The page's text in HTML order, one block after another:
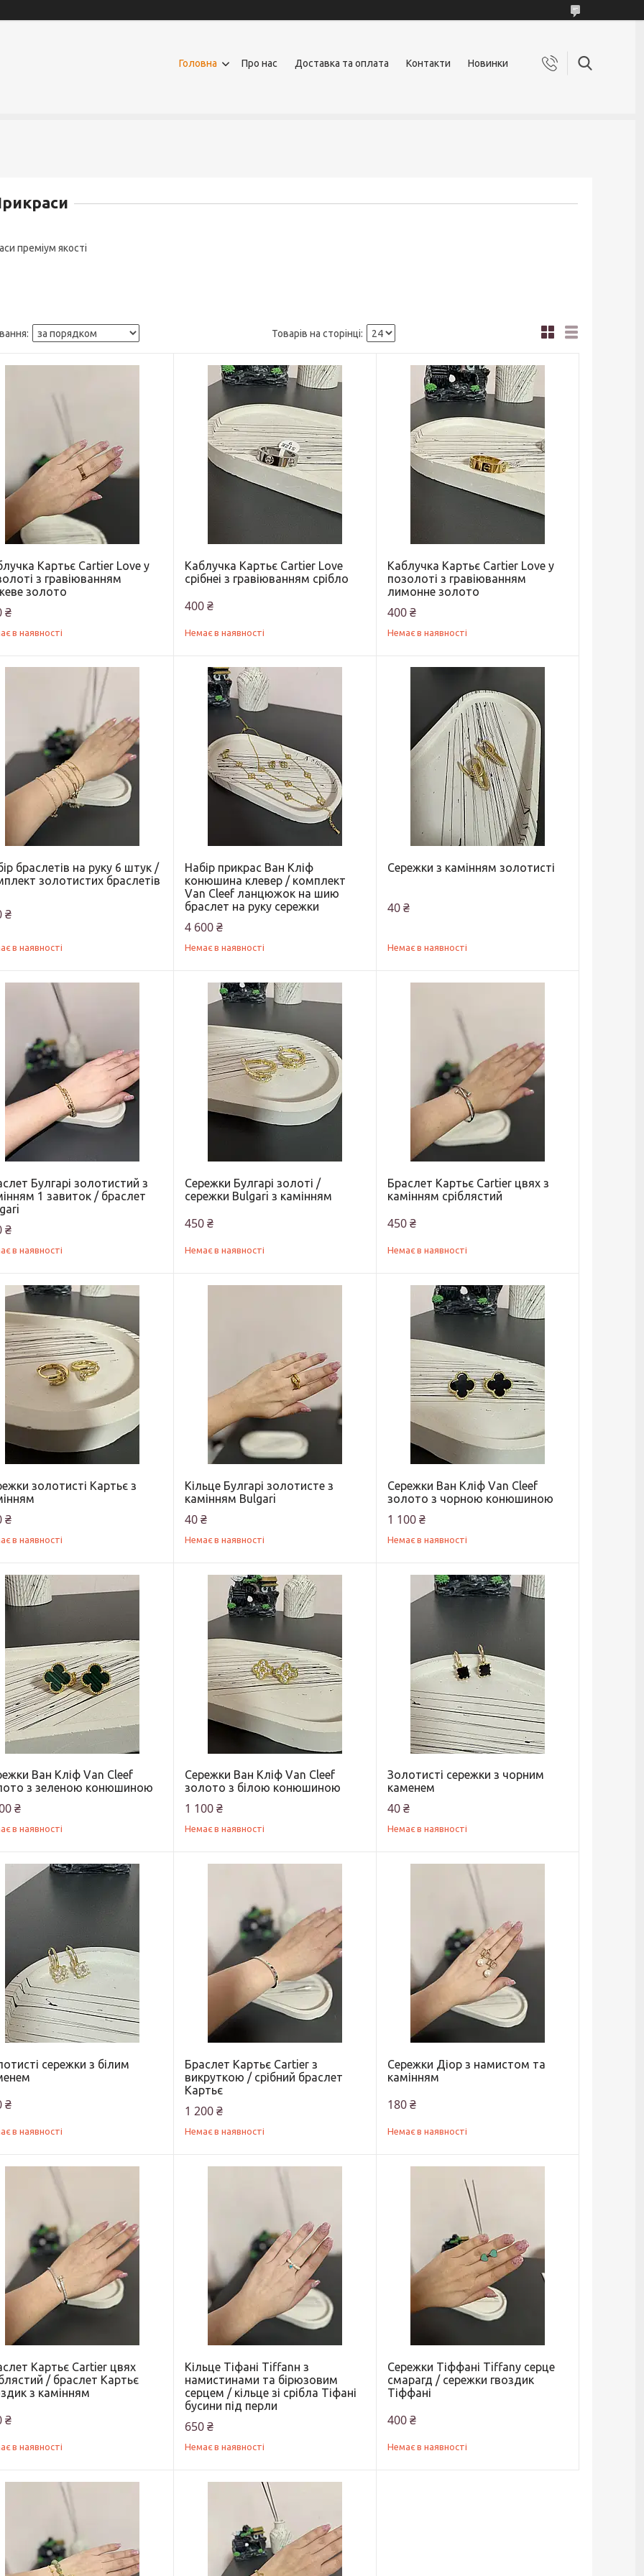
Головна Про нас Доставка та оплата Контакти Новинки
преміум якості
Картьє Cartier Love у
з гравіюванням
золото
₴
в наявності
Каблучка Картьє Cartier Love
срібнеі з гравіюванням срібло
400 ₴
Немає в наявності
Каблучка Картьє Cartier Love у
позолоті з гравіюванням
лимонне золото
400 ₴
Немає в наявності
браслетів на руку 6 штук /
золотистих браслетів
₴
в наявності
Набір прикрас Ван Кліф
конюшина клевер / комплект
Van Cleef ланцюжок на шию
браслет на руку сережки
4 600 ₴
Немає в наявності
Сережки з камінням золотисті
40 ₴
Немає в наявності
Булгарі золотистий з
1 завиток / браслет
₴
в наявності
Сережки Булгарі золоті /
сережки Bulgari з камінням
450 ₴
Немає в наявності
Браслет Картьє Cartier цвях з
камінням сріблястий
450 ₴
Немає в наявності
золотисті Картьє з
₴
в наявності
Кільце Булгарі золотисте з
камінням Bulgari
40 ₴
Немає в наявності
Сережки Ван Кліф Van Cleef
золото з чорною конюшиною
1 100 ₴
Немає в наявності
Ван Кліф Van Cleef
з зеленою конюшиною
₴
в наявності
Сережки Ван Кліф Van Cleef
золото з білою конюшиною
1 100 ₴
Немає в наявності
Золотисті сережки з чорним
каменем
40 ₴
Немає в наявності
сережки з білим
₴
в наявності
Браслет Картьє Cartier з
викруткою / срібний браслет
Картьє
1 200 ₴
Немає в наявності
Сережки Діор з намистом та
камінням
180 ₴
Немає в наявності
Картьє Cartier цвях
/ браслет Картьє
з камінням
₴
в наявності
Кільце Тіфані Tiffanн з
намистинами та бірюзовим
серцем / кільце зі срібла Тіфані
бусини під перли
650 ₴
Немає в наявності
Сережки Тіффані Tiffany серце
смарагд / сережки гвоздик
Тіффані
400 ₴
Немає в наявності